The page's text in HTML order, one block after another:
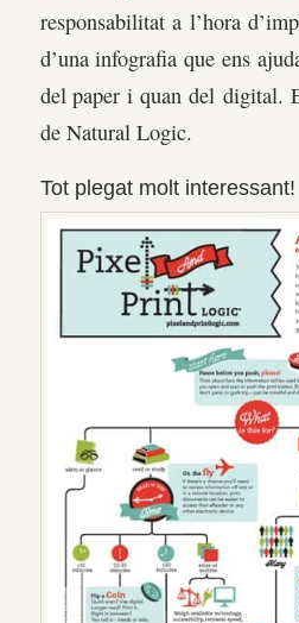
responsabilitat a l’hora
d’una infografia que ens
del paper i quan del digital.
de Natural Logic.
Tot plegat molt interessant!